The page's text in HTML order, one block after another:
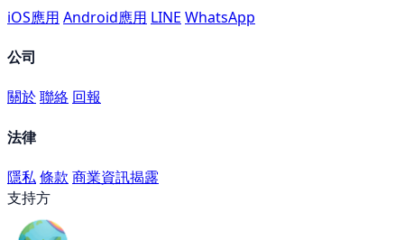
iOS應用 Android應用 LINE WhatsApp
公司
關於聯絡 回報
法律
隱私條款 商業資訊揭露
支持方